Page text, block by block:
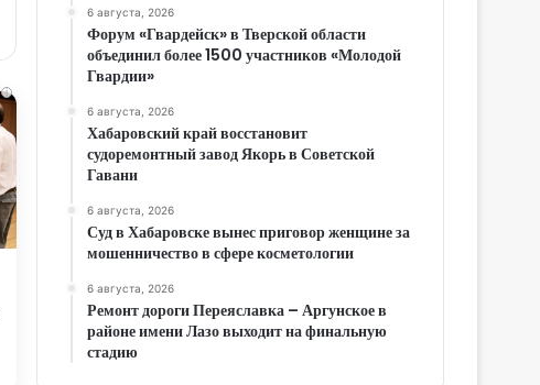
i
6 августа, 2026
Форум «Гвардейск» в Тверской области
объединил более 1500 участников «Молодой
Гвардии»
6 августа, 2026
Хабаровский край восстановит
судоремонтный завод Якорь в Советской
Гавани
6 августа, 2026
Суд в Хабаровске вынес приговор женщине за
мошенничество в сфере косметологии
6 августа, 2026
Ремонт дороги Переяславка – Аргунское в
районе имени Лазо выходит на финальную
стадию